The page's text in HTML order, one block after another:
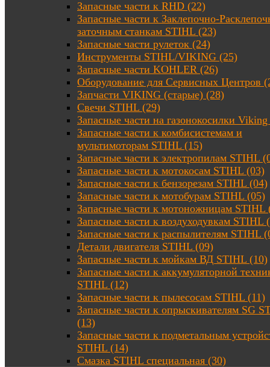
Запасные части к RHD (22)
Запасные части к Заклепочно-
заточным станкам STIHL (23)
Запасные части рулеток (24)
Инструменты STIHL/VIKING (25)
Запасные части KOHLER (26)
Оборудование для Сервисных Центров
Запчасти VIKING (старые) (28)
Свечи STIHL (29)
Запасные части на газонокосилки
Запасные части к комбисистемам и
мультимоторам STIHL (15)
Запасные части к электропилам STIHL
Запасные части к мотокосам STIHL (03)
Запасные части к бензорезам STIHL (04)
Запасные части к мотобурам STIHL (05)
Запасные части к мотоножницам STIHL
Запасные части к воздуходувкам STIHL
Запасные части к распылителям STIHL
Детали двигателя STIHL (09)
Запасные части к мойкам ВД STIHL (10)
Запасные части к аккумуляторной
STIHL (12)
Запасные части к пылесосам STIHL (11)
Запасные части к опрыскивателям SG
(13)
Запасные части к подметальным
STIHL (14)
Смазка STIHL специальная (30)